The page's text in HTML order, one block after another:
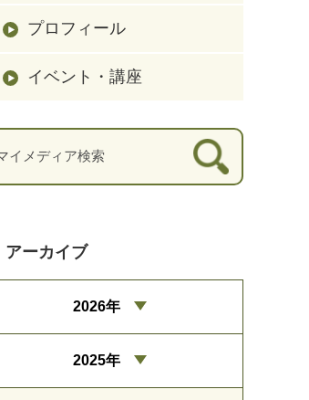
プロフィール
イベント・講座
アーカイブ
2026年
2025年